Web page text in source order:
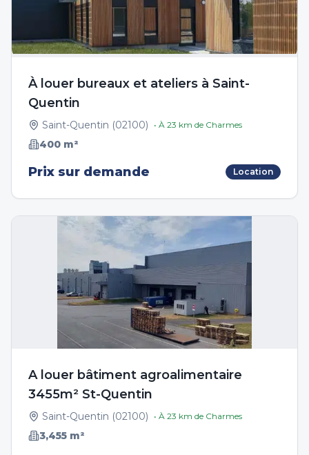
À louer bureaux et ateliers à Saint-
Quentin
Saint-Quentin (02100) • À 23 km de Charmes
400 m²
Prix sur demande Location
A louer bâtiment agroalimentaire
3455m² St-Quentin
Saint-Quentin (02100) • À 23 km de Charmes
3,455 m²